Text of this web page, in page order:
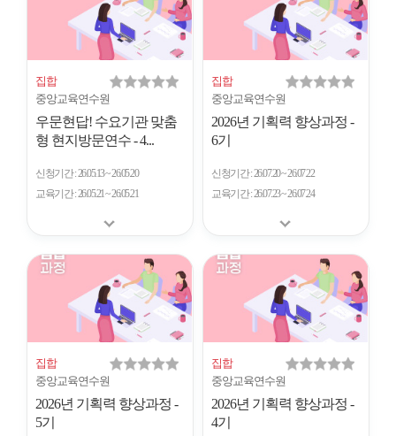
집합
중앙교육연수원
우문현답! 수요기관 맞춤
형 현지방문연수 - 4...
신청기간 26.05.13 ~ 26.05.20
교육기간 26.05.21 ~ 26.05.21
집합
중앙교육연수원
2026년 기획력 향상과정 -
6기
신청기간 26.07.20 ~ 26.07.22
교육기간 26.07.23 ~ 26.07.24
집합
중앙교육연수원
2026년 기획력 향상과정 -
5기
집합
중앙교육연수원
2026년 기획력 향상과정 -
4기